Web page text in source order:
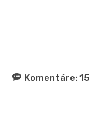
Komentáre: 15